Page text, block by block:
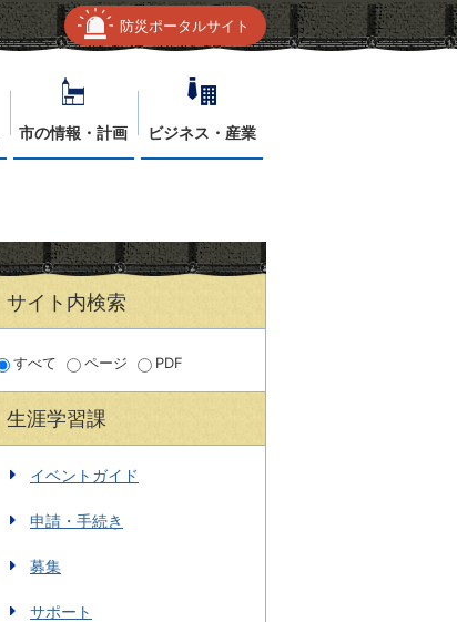
防災ポータルサイト
市の情報・計画 ビジネス・産業
サイト内検索
すべて ページ PDF
生涯学習課
イベントガイド
申請・手続き
募集
サポート